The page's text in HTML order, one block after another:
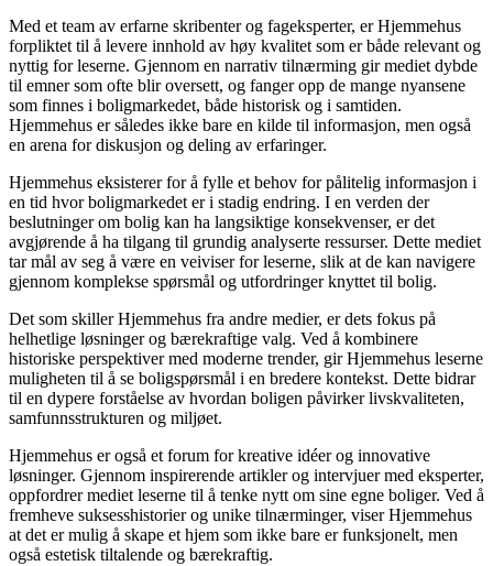
Med et team av erfarne skribenter og fageksperter, er Hjemmehus
forpliktet til å levere innhold av høy kvalitet som er både relevant og
nyttig for leserne. Gjennom en narrativ tilnærming gir mediet dybde
til emner som ofte blir oversett, og fanger opp de mange nyansene
som finnes i boligmarkedet, både historisk og i samtiden.
Hjemmehus er således ikke bare en kilde til informasjon, men også
en arena for diskusjon og deling av erfaringer.
Hjemmehus eksisterer for å fylle et behov for pålitelig informasjon i
en tid hvor boligmarkedet er i stadig endring. I en verden der
beslutninger om bolig kan ha langsiktige konsekvenser, er det
avgjørende å ha tilgang til grundig analyserte ressurser. Dette mediet
tar mål av seg å være en veiviser for leserne, slik at de kan navigere
gjennom komplekse spørsmål og utfordringer knyttet til bolig.
Det som skiller Hjemmehus fra andre medier, er dets fokus på
helhetlige løsninger og bærekraftige valg. Ved å kombinere
historiske perspektiver med moderne trender, gir Hjemmehus leserne
muligheten til å se boligspørsmål i en bredere kontekst. Dette bidrar
til en dypere forståelse av hvordan boligen påvirker livskvaliteten,
samfunnsstrukturen og miljøet.
Hjemmehus er også et forum for kreative idéer og innovative
løsninger. Gjennom inspirerende artikler og intervjuer med eksperter,
oppfordrer mediet leserne til å tenke nytt om sine egne boliger. Ved å
fremheve suksesshistorier og unike tilnærminger, viser Hjemmehus
at det er mulig å skape et hjem som ikke bare er funksjonelt, men
også estetisk tiltalende og bærekraftig.